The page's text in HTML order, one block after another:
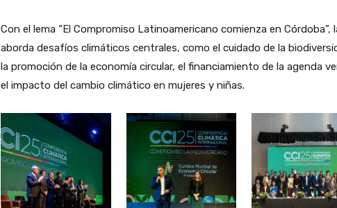
Con el lema “El Compromiso Latinoamericano comienza en Córdoba”,
aborda desafíos climáticos centrales, como el cuidado de la
la promoción de la economía circular, el financiamiento de la agenda
el impacto del cambio climático en mujeres y niñas.